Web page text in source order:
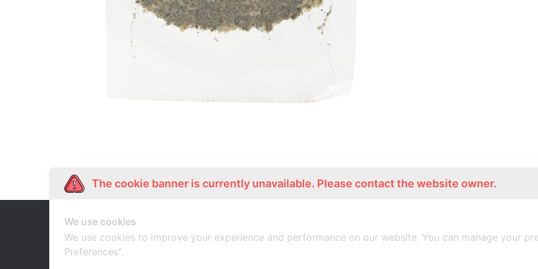
Our Story
เกี่ยวกับเรา ช้อปออนไลน์ สมัครงาน ร้านอาหารอินทรีย์
The cookie banner is currently unavailable. Please contact the website owner.
We use cookies
We use cookies to improve your experience and performance on our website. You can manage your
Preferences".